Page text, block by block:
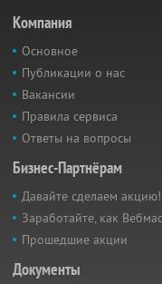
Компания
Основное
Публикации о нас
Вакансии
Правила сервиса
Ответы на вопросы
Бизнес-Партнёрам
Давайте сделаем акцию!
Заработайте, как
Прошедшие акции
Документы